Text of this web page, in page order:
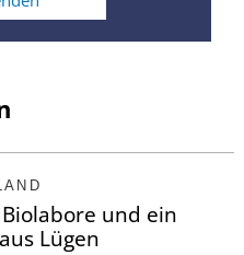
und ein
Lügen